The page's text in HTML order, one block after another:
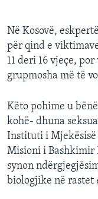
Në Kosovë,
për qind e
11 deri 16 vjeçe,
grupmosha më të
Këto pohime u
kohë- dhuna
Instituti i Mjekësisë
Misioni i Bashkimir
synon
biologjike në rastet